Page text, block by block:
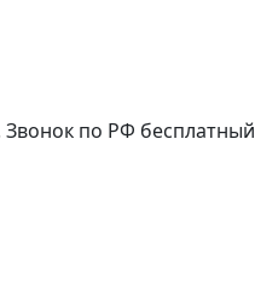
по РФ бесплатный